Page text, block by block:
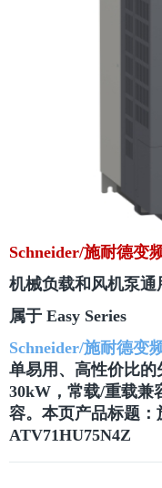
Schneider/施耐德变
机械负载和风机泵
属于 Easy Series
Schneider/施耐德变
单易用、高性价比的
30kW，常载/重载兼
容。 本页产品标题
ATV71HU75N4Z